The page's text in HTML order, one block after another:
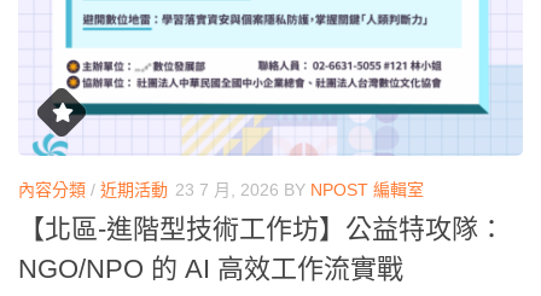
內容分類 / 近期活動 23 7 月, 2026 BY NPOST 編輯室
【北區-進階型技術工作坊】公益特攻隊：
NGO/NPO 的 AI 高效工作流實戰